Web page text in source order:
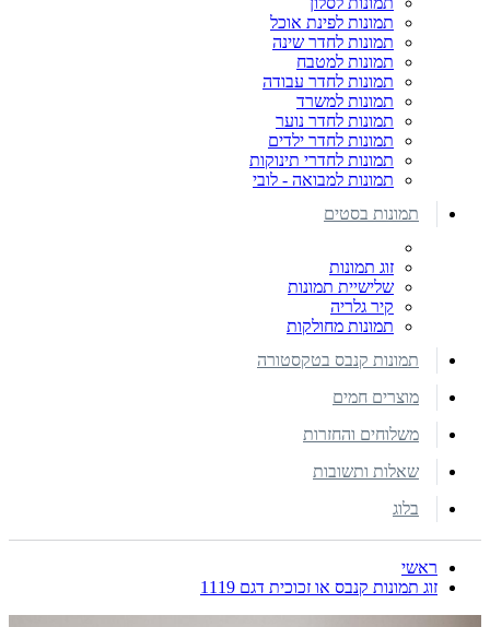
תמונות לפינת אוכל
תמונות לחדר שינה
תמונות למטבח
תמונות לחדר עבודה
תמונות למשרד
תמונות לחדר נוער
תמונות לחדר ילדים
תמונות לחדרי תינוקות
תמונות למבואה - לובי
תמונות בסטים
זוג תמונות
שלישיית תמונות
קיר גלריה
תמונות מחולקות
תמונות קנבס בטקסטורה
מוצרים חמים
משלוחים והחזרות
שאלות ותשובות
בלוג
ראשי
זוג תמונות קנבס או זכוכית דגם 1119